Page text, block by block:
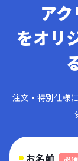
ア
をオリ
注文・特別仕様